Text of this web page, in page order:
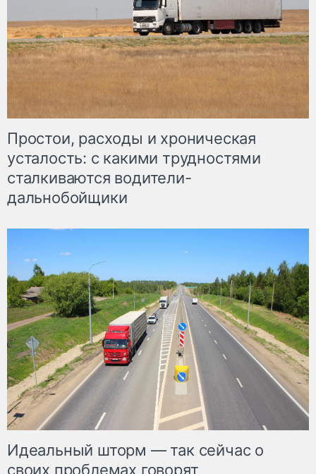
Простои, расходы и хроническая
усталость: с какими трудностями
сталкиваются водители-
дальнобойщики
Идеальный шторм — так сейчас о
своих проблемах говорят